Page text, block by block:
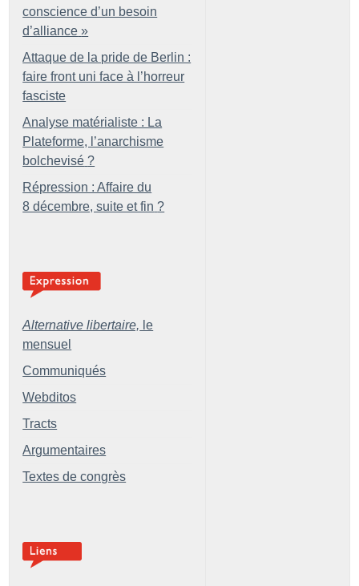
conscience d’un besoin
d’alliance »
Attaque de la pride de Berlin :
faire front uni face à l’horreur
fasciste
Analyse matérialiste : La
Plateforme, l’anarchisme
bolchevisé ?
Répression : Affaire du
8 décembre, suite et fin ?
Alternative libertaire, le
mensuel
Communiqués
Webditos
Tracts
Argumentaires
Textes de congrès